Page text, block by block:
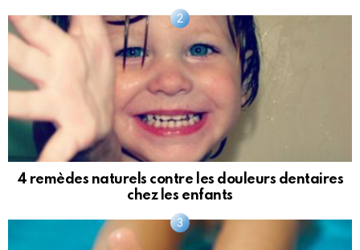
4 remèdes naturels contre les douleurs dentaires
chez les enfants